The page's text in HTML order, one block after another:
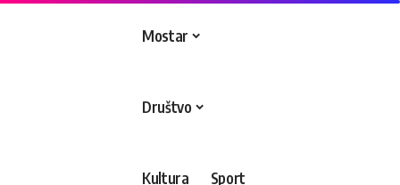
Mostar
Društvo
Kultura Sport